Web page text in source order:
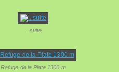
...suite
Refuge de la Plate 1300 m